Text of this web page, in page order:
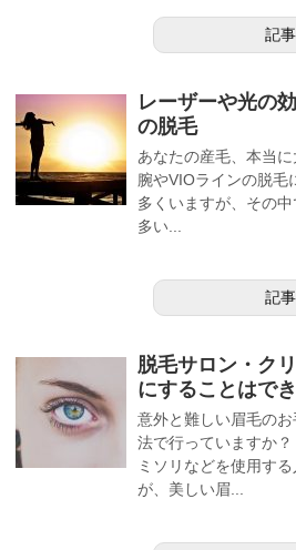
記
レーザーや光の
の脱毛
あなたの産毛、本当に
腕やVIOラインの脱毛
多くいますが、その
多い...
記
脱毛サロン・ク
にすることはで
意外と難しい眉毛の
法で行っていますか
ミソリなどを使用す
が、美しい眉...